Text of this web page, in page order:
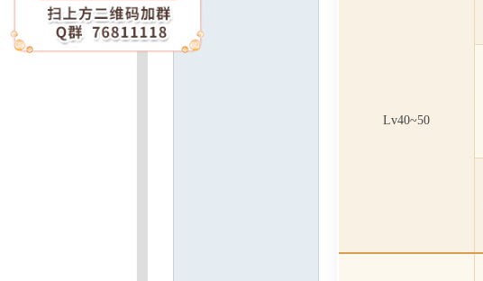
Lv40~50